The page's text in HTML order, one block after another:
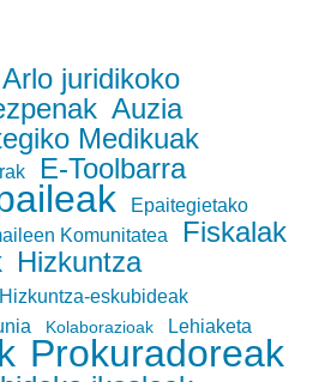
Arlo juridikoko
Auzia
Medikuak
E-Toolbarra
Epaitegietako
Komunitatea Fiskalak
Hizkuntza
Hizkuntza-eskubideak
Kolaborazioak
Lehiaketa
Prokuradoreak